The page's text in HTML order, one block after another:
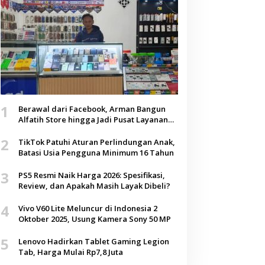
1
Berawal dari Facebook, Arman Bangun
Alfatih Store hingga Jadi Pusat Layanan
2
TikTok Patuhi Aturan Perlindungan Anak,
Batasi Usia Pengguna Minimum 16 Tahun
3
PS5 Resmi Naik Harga 2026: Spesifikasi,
Review, dan Apakah Masih Layak Dibeli?
4
Vivo V60 Lite Meluncur di Indonesia 2
Oktober 2025, Usung Kamera Sony 50 MP
5
Lenovo Hadirkan Tablet Gaming Legion
Tab, Harga Mulai Rp7,8 Juta